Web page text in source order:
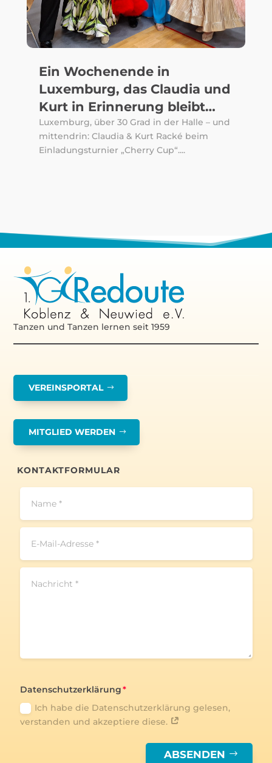
Ein Wochenende in
Luxemburg, das Claudia und
Kurt in Erinnerung bleibt…
Luxemburg, über 30 Grad in der Halle – und
mittendrin: Claudia & Kurt Racké beim
Einladungsturnier „Cherry Cup“....
Tanzen und Tanzen lernen seit 1959
VEREINSPORTAL
MITGLIED WERDEN
KONTAKTFORMULAR
Datenschutzerklärung
Ich habe die Datenschutzerklärung gelesen,
verstanden und akzeptiere diese.
ABSENDEN